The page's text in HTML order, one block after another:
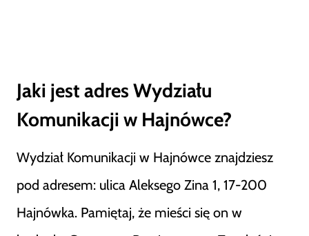
Jaki jest adres Wydziału
Komunikacji w Hajnówce?
Wydział Komunikacji w Hajnówce znajdziesz
pod adresem: ulica Aleksego Zina 1, 17-200
Hajnówka. Pamiętaj, że mieści się on w